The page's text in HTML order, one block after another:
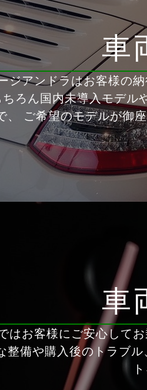
車
ジアンドラはお客様の
ちろん国内未導入モデル
、 ご希望のモデルが御
車
はお客様にご安心して
整備や購入後のトラブ